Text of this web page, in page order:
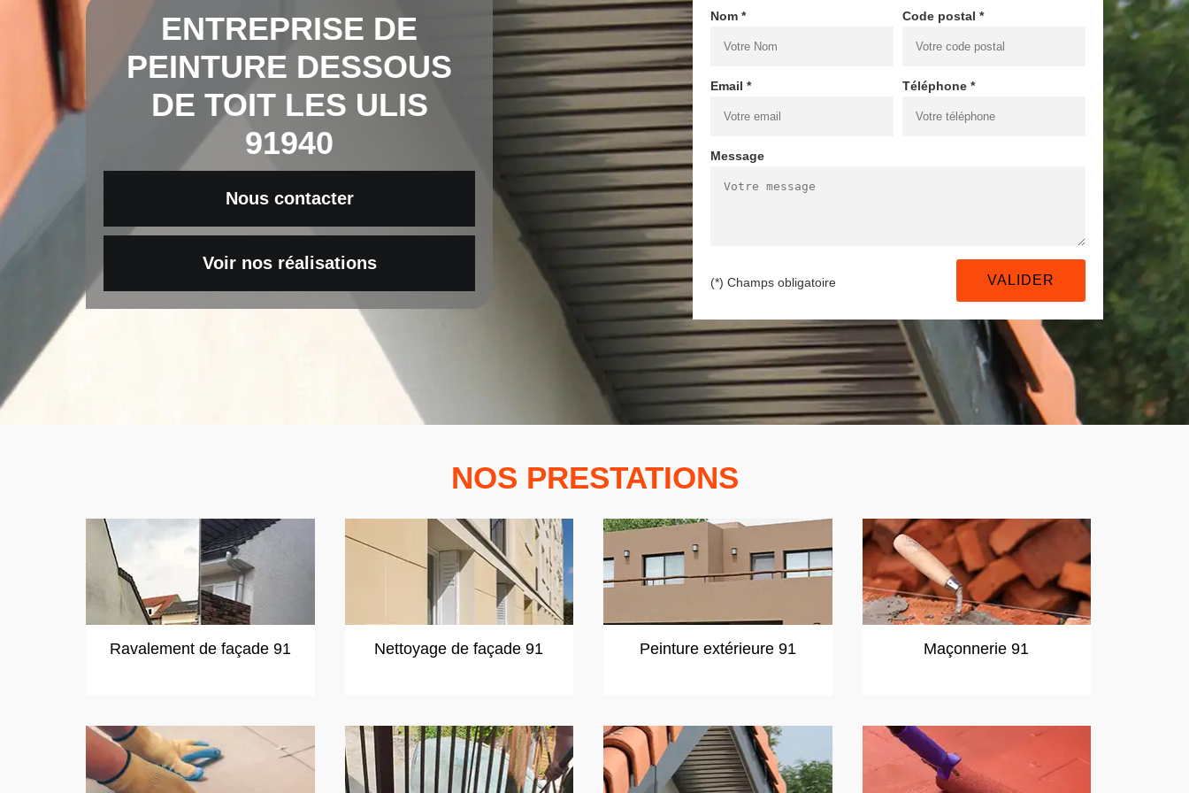
ENTREPRISE DE
PEINTURE DESSOUS
DE TOIT LES ULIS
91940
Nous contacter
Voir nos réalisations
Nom * Code postal *
Email * Téléphone *
Message
(*) Champs obligatoire
NOS PRESTATIONS
Ravalement de façade 91 Nettoyage de façade 91 Peinture extérieure 91 Maçonnerie 91